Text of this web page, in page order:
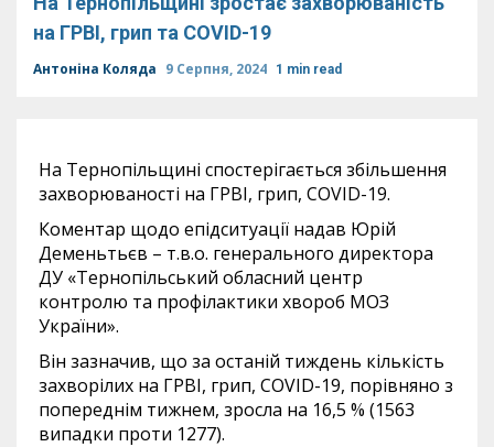
на ГРВІ, грип та COVID-19
Антоніна Коляда 9 Серпня, 2024 1 min read
На Тернопільщині спостерігається збільшення
захворюваності на ГРВІ, грип, COVID-19.
Коментар щодо епідситуації надав Юрій
Деменьтьєв – т.в.о. генерального директора
ДУ «Тернопільський обласний центр
контролю та профілактики хвороб МОЗ
України».
Він зазначив, що за останій тиждень кількість
захворілих на ГРВІ, грип, COVID-19, порівняно з
попереднім тижнем, зросла на 16,5 % (1563
випадки проти 1277).